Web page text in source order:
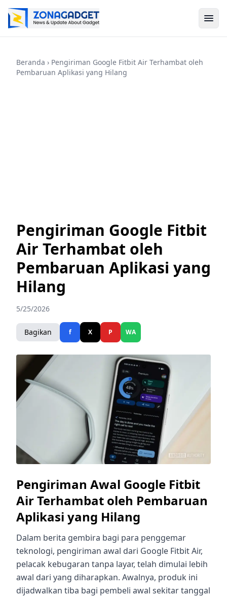
Beranda › Pengiriman Google Fitbit Air Terhambat oleh
Pembaruan Aplikasi yang Hilang
Pengiriman Google Fitbit
Air Terhambat oleh
Pembaruan Aplikasi yang
Hilang
5/25/2026
Bagikan f X P WA
Pengiriman Awal Google Fitbit
Air Terhambat oleh Pembaruan
Aplikasi yang Hilang
Dalam berita gembira bagi para penggemar
teknologi, pengiriman awal dari Google Fitbit Air,
pelacak kebugaran tanpa layar, telah dimulai lebih
awal dari yang diharapkan. Awalnya, produk ini
dijadwalkan tiba bagi pembeli awal sekitar tanggal